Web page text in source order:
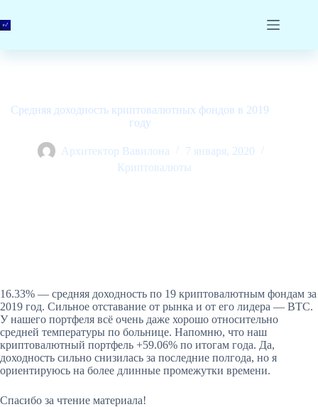
к
сути
Средняя доходность криптовалютных фондов в 2019
году
Архитектор Вавилона
7 января, 2020
Криптовалюты
16.33% — средняя доходность по 19 криптовалютным фондам за
2019 год. Сильное отставание от рынка и от его лидера — BTC.
У нашего портфеля всё очень даже хорошо относительно
средней температуры по больнице. Напомню, что наш
криптовалютный портфель +59.06% по итогам года. Да,
доходность сильно снизилась за последние полгода, но я
ориентируюсь на более длинные промежутки времени.
Спасибо за чтение материала!